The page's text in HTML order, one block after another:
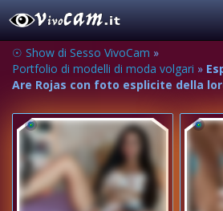
☉ Show di Sesso VivoCam »
Portfolio di modelli di moda volgari »
Are Rojas con foto esplicite della